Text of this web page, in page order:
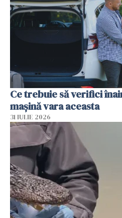
Ce trebuie să verifici
mașină vara aceasta
31 IULIE 2026